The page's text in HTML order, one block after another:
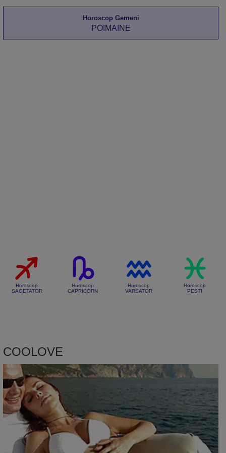
Horoscop Gemeni
POIMAINE
Horoscop
SAGETATOR
Horoscop
CAPRICORN
Horoscop
VARSATOR
Horoscop
PESTI
COOLOVE